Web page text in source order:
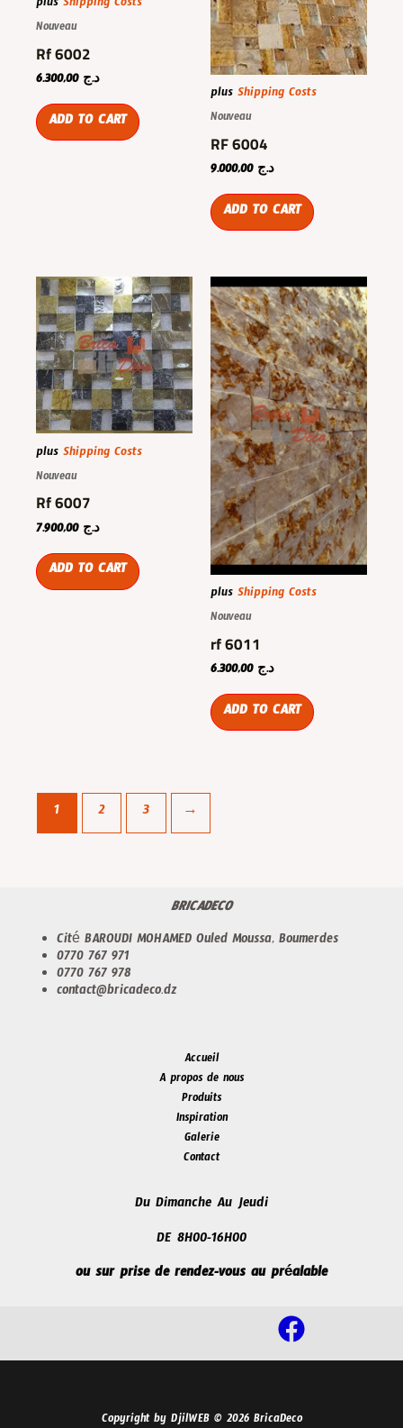
Nouveau
Rf 6002
د.ج 6.300,00
ADD TO CART
plus Shipping Costs
Nouveau
RF 6004
د.ج 9.000,00
ADD TO CART
plus Shipping Costs
Nouveau
Rf 6007
د.ج 7.900,00
ADD TO CART
plus Shipping Costs
Nouveau
rf 6011
د.ج 6.300,00
ADD TO CART
1 2 3 →
BRICADECO
Cité BAROUDI MOHAMED Ouled Moussa, Boumerdes
0770 767 971
0770 767 978
contact@bricadeco.dz
Accueil
A propos de nous
Produits
Inspiration
Galerie
Contact
Du Dimanche Au Jeudi
DE 8H00-16H00
ou sur prise de rendez-vous au préalable
Copyright by DjilWEB © 2026 BricaDeco